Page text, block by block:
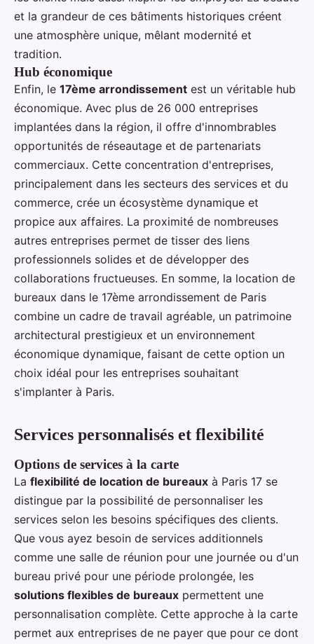
et la grandeur de ces bâtiments historiques créent
une atmosphère unique, mêlant modernité et
tradition.
Hub économique
Enfin, le 17ème arrondissement est un véritable hub
économique. Avec plus de 26 000 entreprises
implantées dans la région, il offre d'innombrables
opportunités de réseautage et de partenariats
commerciaux. Cette concentration d'entreprises,
principalement dans les secteurs des services et du
commerce, crée un écosystème dynamique et
propice aux affaires. La proximité de nombreuses
autres entreprises permet de tisser des liens
professionnels solides et de développer des
collaborations fructueuses. En somme, la location de
bureaux dans le 17ème arrondissement de Paris
combine un cadre de travail agréable, un patrimoine
architectural prestigieux et un environnement
économique dynamique, faisant de cette option un
choix idéal pour les entreprises souhaitant
s'implanter à Paris.
Services personnalisés et flexibilité
Options de services à la carte
La flexibilité de location de bureaux à Paris 17 se
distingue par la possibilité de personnaliser les
services selon les besoins spécifiques des clients.
Que vous ayez besoin de services additionnels
comme une salle de réunion pour une journée ou d'un
bureau privé pour une période prolongée, les
solutions flexibles de bureaux permettent une
personnalisation complète. Cette approche à la carte
permet aux entreprises de ne payer que pour ce dont